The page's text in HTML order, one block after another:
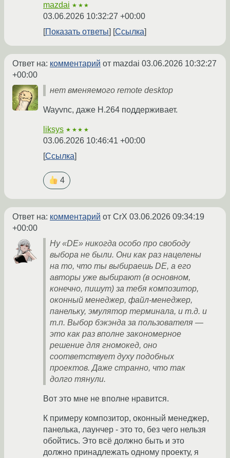
mazdai ★★★
03.06.2026 10:32:27 +00:00
Показать ответы
Ссылка
Ответ на: комментарий от mazdai 03.06.2026 10:32:27
+00:00
нет вменяемого remote desktop
Wayvnc, даже H.264 поддерживает.
liksys ★★★★
03.06.2026 10:46:41 +00:00
Ссылка
4
Ответ на: комментарий от CrX 03.06.2026 09:34:19
+00:00
Ну «DE» никогда особо про свободу
выбора не были. Они как раз нацелены
на то, что ты выбираешь DE, а его
авторы уже выбирают (в основном,
конечно, пишут) за тебя композитор,
оконный менеджер, файл-менеджер,
панельку, эмулятор терминала, и т.д. и
т.п. Выбор бэкэнда за пользователя —
это как раз вполне закономерное
решение для гномокед, оно
соответствует духу подобных
проектов. Даже странно, что так
долго тянули.
Вот это мне не вполне нравится.
К примеру композитор, оконный менеджер,
панелька, лаунчер - это то, без чего нельзя
обойтись. Это всё должно быть и это
должно принадлежать одному проекту, я